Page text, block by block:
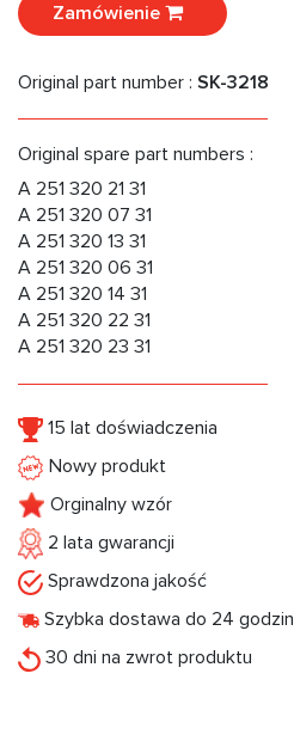
Zamówienie
Original part number : SK-3218
Original spare part numbers :
A 251 320 21 31
A 251 320 07 31
A 251 320 13 31
A 251 320 06 31
A 251 320 14 31
A 251 320 22 31
A 251 320 23 31
15 lat doświadczenia
Nowy produkt
Orginalny wzór
2 lata gwarancji
Sprawdzona jakość
Szybka dostawa do 24 godzin
30 dni na zwrot produktu